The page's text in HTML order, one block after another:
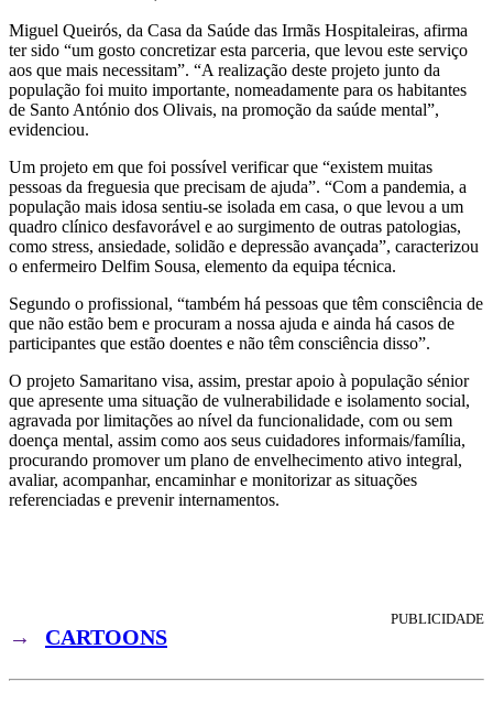
Miguel Queirós, da Casa da Saúde das Irmãs Hospitaleiras, afirma
ter sido “um gosto concretizar esta parceria, que levou este serviço
aos que mais necessitam”. “A realização deste projeto junto da
população foi muito importante, nomeadamente para os habitantes
de Santo António dos Olivais, na promoção da saúde mental”,
evidenciou.
Um projeto em que foi possível verificar que “existem muitas
pessoas da freguesia que precisam de ajuda”. “Com a pandemia, a
população mais idosa sentiu-se isolada em casa, o que levou a um
quadro clínico desfavorável e ao surgimento de outras patologias,
como stress, ansiedade, solidão e depressão avançada”, caracterizou
o enfermeiro Delfim Sousa, elemento da equipa técnica.
Segundo o profissional, “também há pessoas que têm consciência de
que não estão bem e procuram a nossa ajuda e ainda há casos de
participantes que estão doentes e não têm consciência disso”.
O projeto Samaritano visa, assim, prestar apoio à população sénior
que apresente uma situação de vulnerabilidade e isolamento social,
agravada por limitações ao nível da funcionalidade, com ou sem
doença mental, assim como aos seus cuidadores informais/família,
procurando promover um plano de envelhecimento ativo integral,
avaliar, acompanhar, encaminhar e monitorizar as situações
referenciadas e prevenir internamentos.
PUBLICIDADE
→ CARTOONS